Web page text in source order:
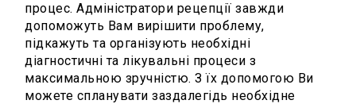
процес. Адміністратори рецепції завжди
допоможуть Вам вирішити проблему,
підкажуть та організують необхідні
діагностичні та лікувальні процеси з
максимальною зручністю. З їх допомогою Ви
можете спланувати заздалегідь необхідне